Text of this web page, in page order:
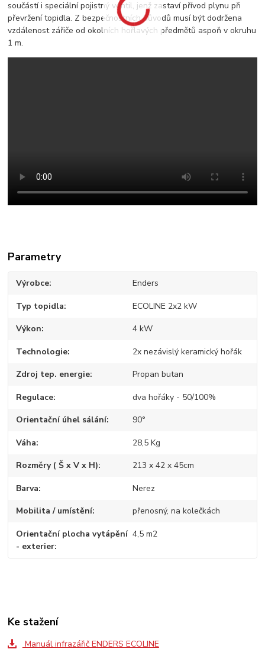
součástí i speciální pojistný ventil, jenž zastaví přívod plynu při
převržení topidla. Z bezpečnostních důvodů musí být dodržena
vzdálenost zářiče od okolních hořlavých předmětů aspoň v okruhu
1 m.
Parametry
Výrobce Enders
Typ topidla ECOLINE 2x2 kW
Výkon 4 kW
Technologie 2x nezávislý keramický hořák
Zdroj tep. energie Propan butan
Regulace dva hořáky - 50/100%
Orientační úhel sálání 90°
Váha 28,5 Kg
Rozměry ( Š x V x H) 213 x 42 x 45cm
Barva Nerez
Mobilita / umístění přenosný, na kolečkách
Orientační plocha vytápění
- exterier
4,5 m2
Ke stažení
Manuál infrazářič ENDERS ECOLINE